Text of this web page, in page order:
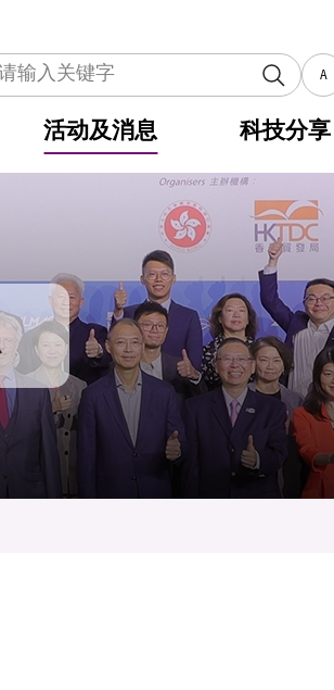
A
活动及消息 科技分享